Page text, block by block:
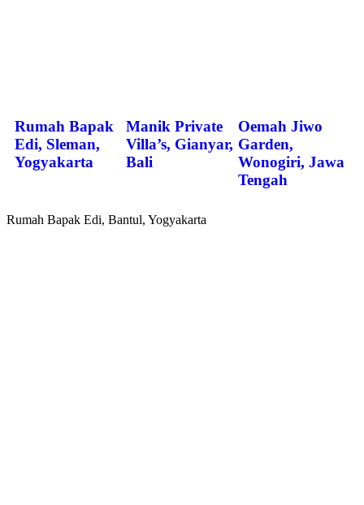
Rumah Bapak
Edi, Sleman,
Yogyakarta
Manik Private
Villa’s, Gianyar,
Bali
Oemah Jiwo
Garden,
Wonogiri, Jawa
Tengah
Rumah Bapak Edi, Bantul, Yogyakarta